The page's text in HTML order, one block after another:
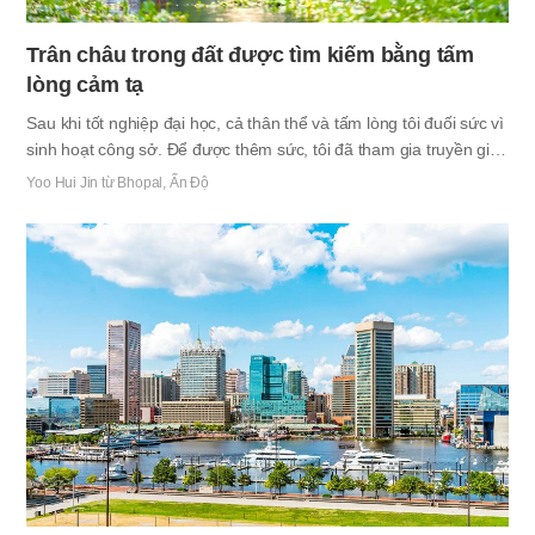
Trân châu trong đất được tìm kiếm bằng tấm
lòng cảm tạ
Sau khi tốt nghiệp đại học, cả thân thể và tấm lòng tôi đuối sức vì
sinh hoạt công sở. Để được thêm sức, tôi đã tham gia truyền giáo
ngắn hạn, và sau khi đi truyền giáo ngắn hạn trở về, tôi đã tham
động là Ấn Độ, nơi được gọi là "nước của các vị thần". Ấn Độ quả
thật là đất nước không thể tách rời với thần thánh. Đối với người
dân Ấn Độ, tôn giáo là chính bản thân cuộc sống. Hễ có thời gian
là họ cầu nguyện tới vị thần mà mỗi người tin vào giữa vô số các
Yoo Hui Jin từ Bhopal, Ấn Độ